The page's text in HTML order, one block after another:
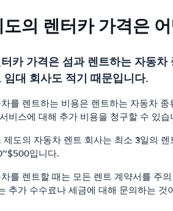
의 렌터카 가격은
카 가격은 섬과 렌트하는 자동
대 회사도 적기 때문입니다.
를 렌트하는 비용은 렌트하는 자동차
비스에 대해 추가 비용을 청구할 수 있습
도의 자동차 렌트 회사는 최소 3일의
입니다.
를 렌트할 때는 모든 렌트 계약서를 주
추가 수수료나 세금에 대해 문의하는 것